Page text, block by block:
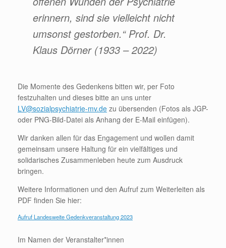
erinnern, sind sie vielleicht nicht
umsonst gestorben.“ Prof. Dr.
Klaus Dörner (1933 – 2022)
Die Momente des Gedenkens bitten wir, per Foto
festzuhalten und dieses bitte an uns unter
LV@sozialpsychiatrie-mv.de zu übersenden (Fotos als JGP-
oder PNG-Bild-Datei als Anhang der E-Mail einfügen).
Wir danken allen für das Engagement und wollen damit
gemeinsam unsere Haltung für ein vielfältiges und
solidarisches Zusammenleben heute zum Ausdruck
bringen.
Weitere Informationen und den Aufruf zum Weiterleiten als
PDF finden Sie hier:
Aufruf Landesweite Gedenkveranstaltung 2023
Im Namen der Veranstalter*innen